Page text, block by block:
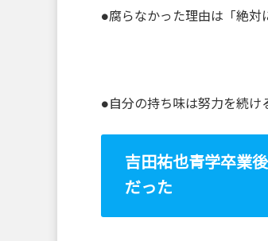
●腐らなかった理由は「絶対
●自分の持ち味は努力を続け
吉田祐也青学卒業
だった